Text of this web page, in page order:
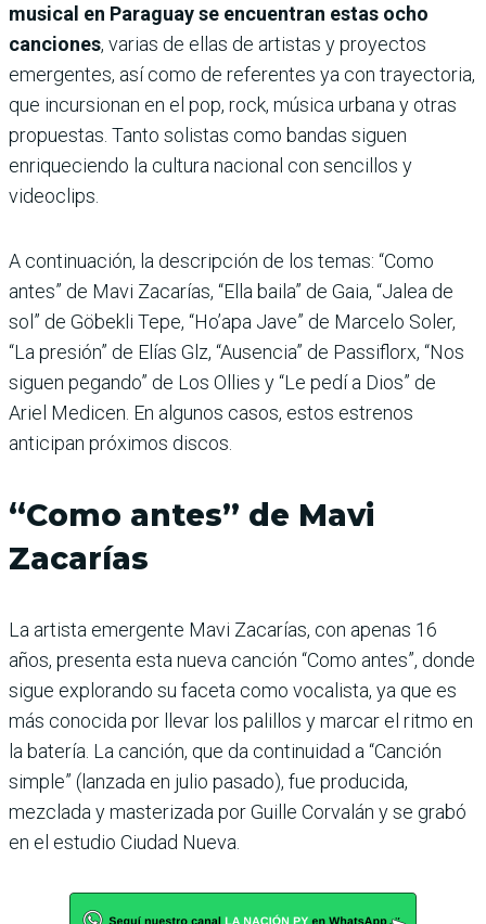
musical en Paraguay se encuentran estas ocho
canciones, varias de ellas de artistas y proyectos
emergentes, así como de referentes ya con trayectoria,
que incursionan en el pop, rock, música urbana y otras
propuestas. Tanto solistas como bandas siguen
enriqueciendo la cultura nacional con sencillos y
videoclips.
A continuación, la descripción de los temas: “Como
antes” de Mavi Zacarías, “Ella baila” de Gaia, “Jalea de
sol” de Göbekli Tepe, “Ho’apa Jave” de Marcelo Soler,
“La presión” de Elías Glz, “Ausencia” de Passiflorx, “Nos
siguen pegando” de Los Ollies y “Le pedí a Dios” de
Ariel Medicen. En algunos casos, estos estrenos
anticipan próximos discos.
“Como antes” de Mavi
Zacarías
La artista emergente Mavi Zacarías, con apenas 16
años, presenta esta nueva canción “Como antes”, donde
sigue explorando su faceta como vocalista, ya que es
más conocida por llevar los palillos y marcar el ritmo en
la batería. La canción, que da continuidad a “Canción
simple” (lanzada en julio pasado), fue producida,
mezclada y masterizada por Guille Corvalán y se grabó
en el estudio Ciudad Nueva.